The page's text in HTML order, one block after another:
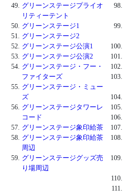
グリーンステージプライオ
リティーテント
グリーンステージ1
グリーンステージ2
グリーンステージ公演1
グリーンステージ公演2
グリーンステージ・フー・
ファイターズ
グリーンステージ・ミュー
ズ
グリーンステージタワーレ
コード
グリーンステージ象印給茶
グリーンステージ象印給茶
周辺
グリーンステージグッズ売
り場周辺